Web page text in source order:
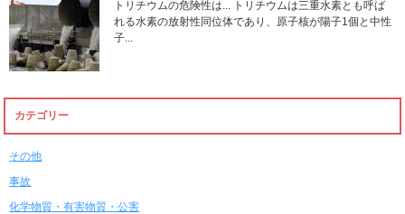
トリチウムの危険性は... トリチウムは三重水素とも呼ば
れる水素の放射性同位体であり、原子核が陽子1個と中性
子...
カテゴリー
その他
事故
化学物質・有害物質・公害